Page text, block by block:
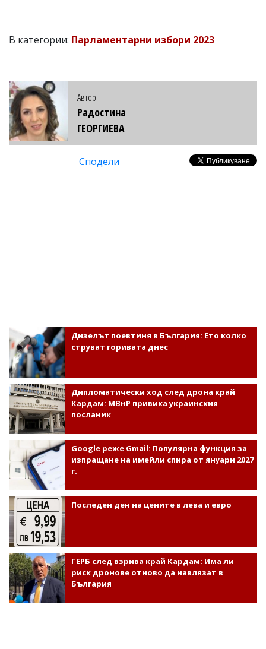
В категории: Парламентарни избори 2023
Автор
Радостина
ГЕОРГИЕВА
Сподели
Дизелът поевтиня в България: Ето колко
струват горивата днес
Дипломатически ход след дрона край
Кардам: МВнР привика украинския
посланик
Google реже Gmail: Популярна функция за
изпращане на имейли спира от януари 2027
г.
Последен ден на цените в лева и евро
ГЕРБ след взрива край Кардам: Има ли
риск дронове отново да навлязат в
България